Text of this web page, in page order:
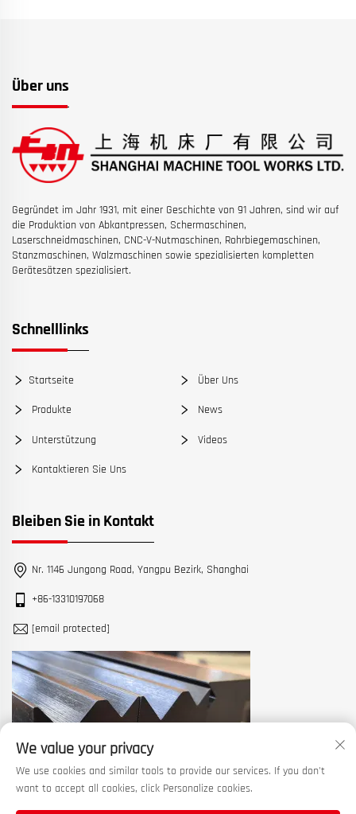
Über uns
Gegründet im Jahr 1931, mit einer Geschichte von 91 Jahren, sind wir auf
die Produktion von Abkantpressen, Schermaschinen,
Laserschneidmaschinen, CNC-V-Nutmaschinen, Rohrbiegemaschinen,
Stanzmaschinen, Walzmaschinen sowie spezialisierten kompletten
Gerätesätzen spezialisiert.
Schnelllinks
Startseite Über Uns
Produkte News
Unterstützung Videos
Kontaktieren Sie Uns
Bleiben Sie in Kontakt
Nr. 1146 Jungong Road, Yangpu Bezirk, Shanghai
+86-13310197068
[email protected]
We value your privacy
We use cookies and similar tools to provide our services. If you don't
want to accept all cookies, click Personalize cookies.